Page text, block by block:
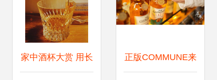
家中酒杯大赏 用长 正版COMMUNE来